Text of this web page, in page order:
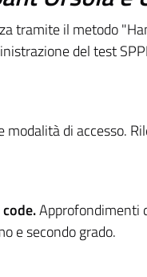
tramite il metodo
del test
di accesso.
Approfondimenti
e secondo grado.